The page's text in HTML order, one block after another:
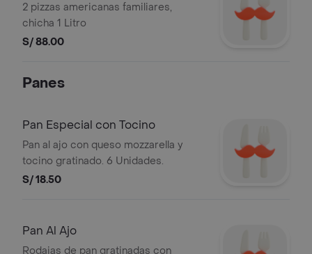
2 pizzas americanas familiares,
chicha 1 Litro
S/ 88.00
Panes
Pan Especial con Tocino
Pan al ajo con queso mozzarella y
tocino gratinado. 6 Unidades.
S/ 18.50
Pan Al Ajo
Rodajas de pan gratinadas con